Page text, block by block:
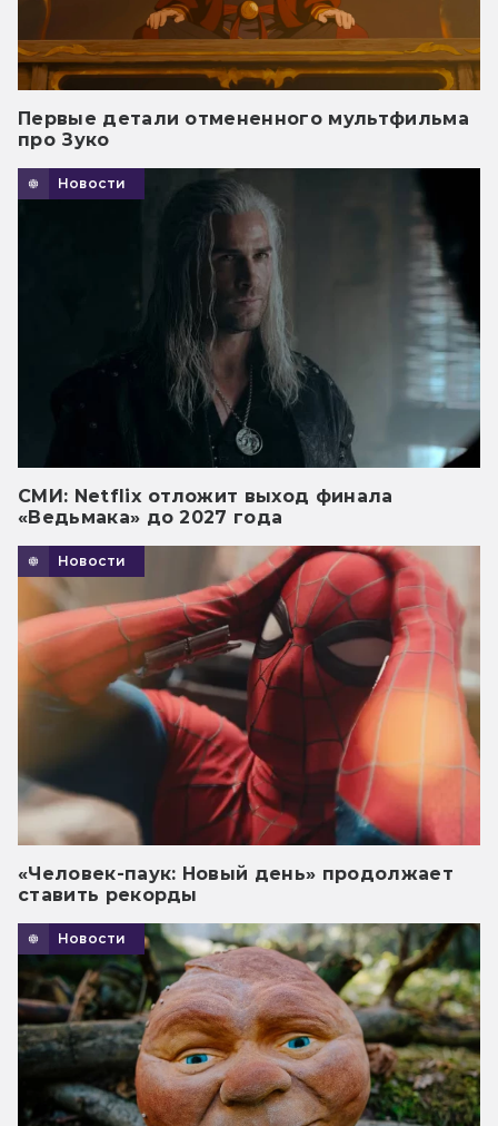
Первые детали отмененного мультфильма
про Зуко
Новости
СМИ: Netflix отложит выход финала
«Ведьмака» до 2027 года
Новости
«Человек-паук: Новый день» продолжает
ставить рекорды
Новости